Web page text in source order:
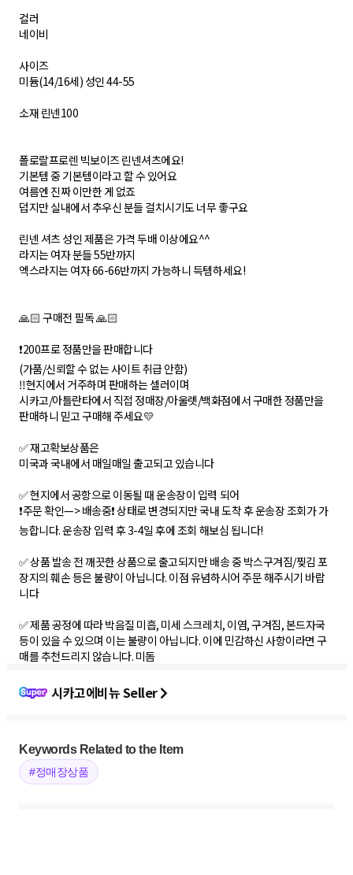
컬러
네이비
사이즈
미듐(14/16세) 성인 44-55
소재 린넨100
폴로랄프로렌 빅보이즈 린넨셔츠에요!
기본템 중 기본템이라고 할 수 있어요
여름엔 진짜 이만한 게 없죠
덥지만 실내에서 추우신 분들 걸치시기도 너무 좋구요
린넨 셔츠 성인 제품은 가격 두배 이상에요^^
라지는 여자 분들 55반까지
엑스라지는 여자 66-66반까지 가능하니 득템하세요!
🙏🏻 구매전 필독 🙏🏻
❗️200프로 정품만을 판매합니다
(가품/신뢰할 수 없는 사이트 취급 안함)
‼️현지에서 거주하며 판매하는 셀러이며
시카고/아틀란타에서 직접 정매장/아울렛/백화점에서 구매한 정품만을
판매하니 믿고 구매해 주세요💛
✅ 재고확보상품은
미국과 국내에서 매일매일 출고되고 있습니다
✅ 현지에서 공항으로 이동될 때 운송장이 입력 되어
❗️주문 확인—> 배송중❗️ 상태로 변경되지만 국내 도착 후 운송장 조회가 가
능합니다. 운송장 입력 후 3-4일 후에 조회 해보심 됩니다!
✅ 상품 발송 전 깨끗한 상품으로 출고되지만 배송 중 박스구겨짐/찢김 포
장지의 훼손 등은 불량이 아닙니다. 이점 유념하시어 주문 해주시기 바랍
니다
✅ 제품 공정에 따라 박음질 미흡, 미세 스크레치, 이염, 구겨짐, 본드자국
등이 있을 수 있으며 이는 불량이 아닙니다. 이에 민감하신 사항이라면 구
매를 추천드리지 않습니다. 미돔
시카고에비뉴 Seller
Keywords Related to the Item
#정매장상품